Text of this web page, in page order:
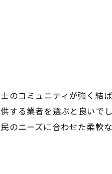
のコミュニティが強く結
する業者を選ぶと良いで
のニーズに合わせた柔軟